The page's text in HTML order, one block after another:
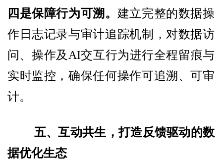
四是保障行为可溯。 建立完整的数据操
作日志记录与审计追踪机制，对数据访
问、操作及AI交互行为进行全程留痕与
实时监控，确保任何操作可追溯、可审
计。
五、互动共生，打造反馈驱动的数
据优化生态